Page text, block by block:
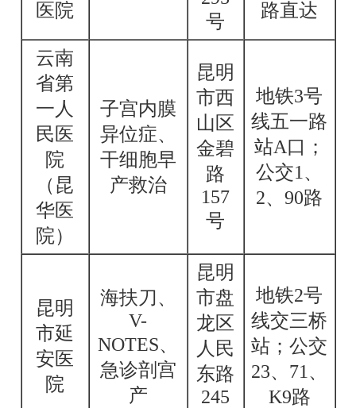
医院
号
路直达
云南
省第
一人
民医
院
（昆
华医
院）
子宫内膜
异位症、
干细胞早
产救治
昆明
市西
山区
金碧
路
157
号
地铁3号
线五一路
站A口；
公交1、
2、90路
昆明
市延
安医
院
海扶刀、
V-
NOTES、
急诊剖宫
产
昆明
市盘
龙区
人民
东路
245
地铁2号
线交三桥
站；公交
23、71、
K9路